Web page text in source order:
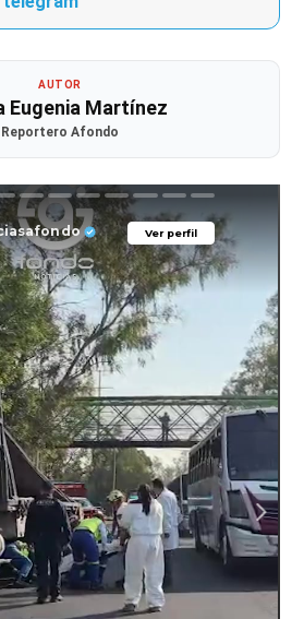
AUTOR
Eugenia Martínez
Reportero Afondo
Ver perfil
Ver perfil